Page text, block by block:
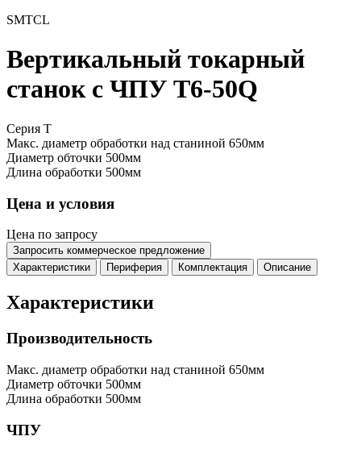
SMTCL
Вертикальный токарный
станок с ЧПУ T6-50Q
Серия T
Макс. диаметр обработки над станиной 650мм
Диаметр обточки 500мм
Длина обработки 500мм
Цена и условия
Цена по запросу
Запросить коммерческое предложение
Характеристики
Периферия Комплектация Описание
Характеристики
Производительность
Макс. диаметр обработки над станиной 650мм
Диаметр обточки 500мм
Длина обработки 500мм
ЧПУ